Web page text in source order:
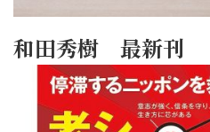
和田秀樹 最新刊